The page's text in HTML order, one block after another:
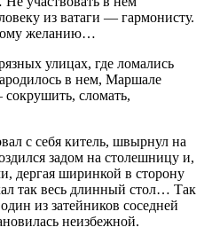
из ватаги — гармонисту.
желанию…
улицах, где ломались
в нем, Маршале
сломать,
с себя китель, швырнул на
задом на столешницу и,
дергая ширинкой в сторону
так весь длинный стол… Так
из затейников соседней
неизбежной.